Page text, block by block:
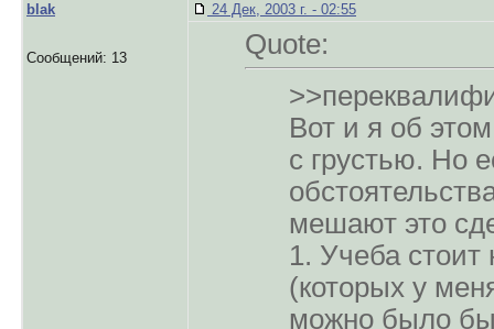
blak
Сообщений: 13
24 Дек, 2003 г. - 02:55
Quote:
Вот и я об
с грустью. Но
мешают это
1. Учеба
(которых у
можно было